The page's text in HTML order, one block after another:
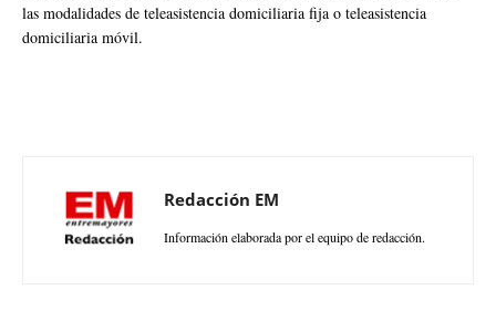
las modalidades de teleasistencia domiciliaria fija o teleasistencia
domiciliaria móvil.
Redacción EM
Información elaborada por el equipo de redacción.